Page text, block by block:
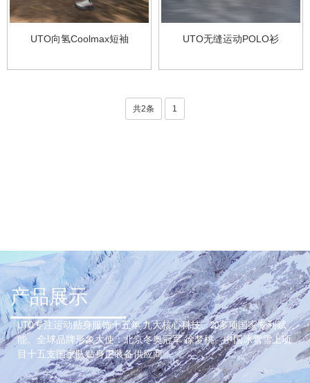
UTO向氢Coolmax短袖 UTO无缝运动POLO衫
共2条 1
产品展示
UTO专注运动贴身服饰十五年 九大核心科技、20多项国家专利赋
能。全球品牌形象大使：北京冬奥冠军·徐梦桃。中国冰雪雪上项
目十五支国家队贴身层装备供应商